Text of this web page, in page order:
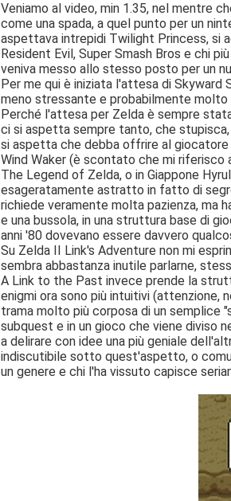
Veniamo al video, min 1.35, nel mentre
come una spada, a quel punto per un
aspettava intrepidi Twilight Princess, si
Resident Evil, Super Smash Bros e chi
veniva messo allo stesso posto per un
Per me qui è iniziata l'attesa di Skyward
meno stressante e probabilmente molto
Perché l'attesa per Zelda è sempre
ci si aspetta sempre tanto, che
si aspetta che debba offrire al giocatore
Wind Waker (è scontato che mi
The Legend of Zelda, o in Giappone
esageratamente astratto in fatto di
richiede veramente molta pazienza, ma
e una bussola, in una struttura base di
anni '80 dovevano essere davvero
Su Zelda II Link's Adventure non mi
sembra abbastanza inutile parlarne,
A Link to the Past invece prende la
enigmi ora sono più intuitivi (attenzione,
trama molto più corposa di un semplice
subquest e in un gioco che viene diviso
a delirare con idee una più geniale
indiscutibile sotto quest'aspetto, o
un genere e chi l'ha vissuto capisce